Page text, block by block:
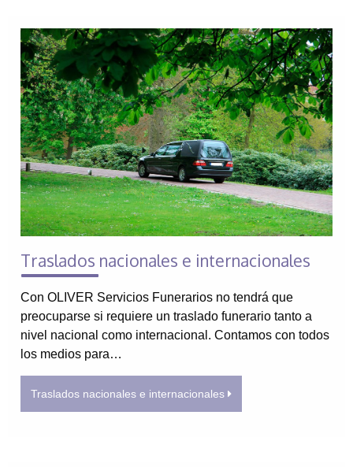
Traslados nacionales e internacionales
Con OLIVER Servicios Funerarios no tendrá que
preocuparse si requiere un traslado funerario tanto a
nivel nacional como internacional. Contamos con todos
los medios para…
Traslados nacionales e internacionales